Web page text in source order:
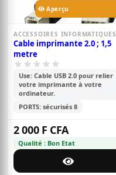
Aperçu
ACCESSOIRES INFORMATIQUES
Cable imprimante 2.0 ; 1,5
metre
Use: Cable USB 2.0 pour relier
votre imprimante à votre
ordinateur.
PORTS: sécurisés 8
2 000 F CFA
Qualité : Bon Etat